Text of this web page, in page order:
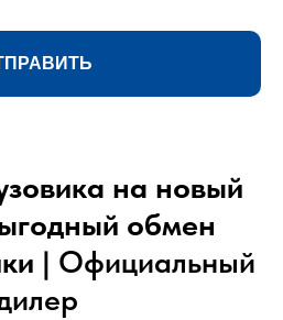
на новый
обмен
| Официальный